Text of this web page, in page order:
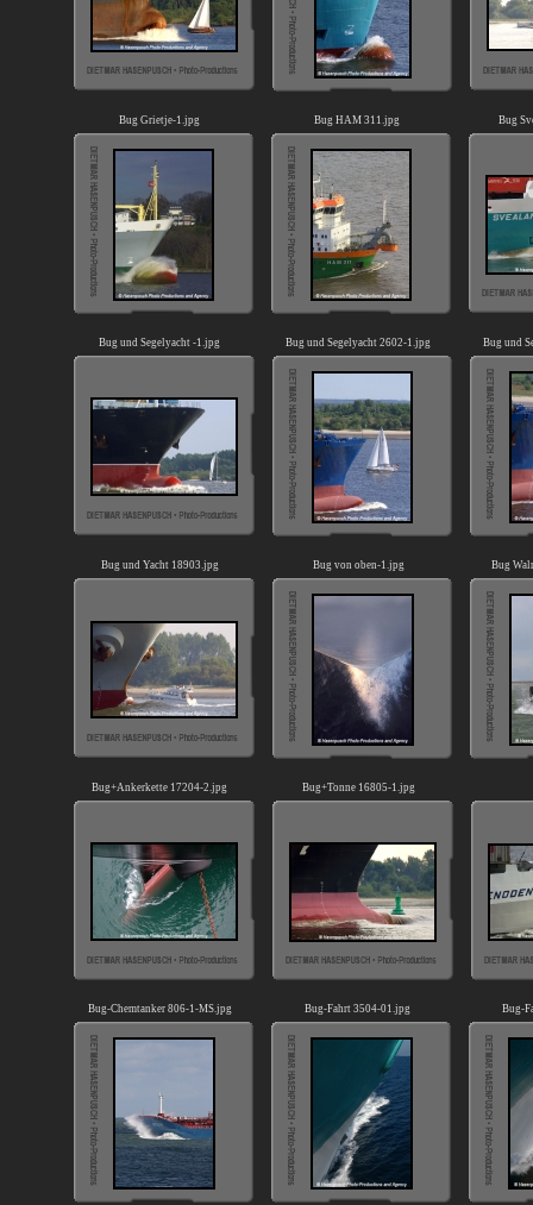
Bug Grietje-1.jpg Bug HAM 311.jpg Bug
Bug und Segelyacht -1.jpg Bug und Segelyacht 2602-1.jpg Bug und
Bug und Yacht 18903.jpg Bug von oben-1.jpg Bug
Bug+Ankerkette 17204-2.jpg Bug+Tonne 16805-1.jpg
Bug-Chemtanker 806-1-MS.jpg Bug-Fahrt 3504-01.jpg Bug-